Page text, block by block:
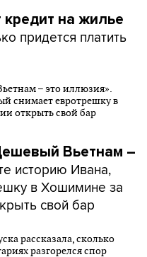
на жилье
придется платить
Вьетнам –
историю Ивана,
в Хошимине за
свой бар